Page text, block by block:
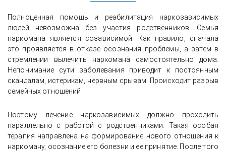
Полноценная помощь и реабилитация наркозависимых
людей невозможна без участия родственников. Семья
наркомана является созависимой. Как правило, сначала
это проявляется в отказе осознания проблемы, а затем в
стремлении вылечить наркомана самостоятельно дома.
Непонимание сути заболевания приводит к постоянным
скандалам, истерикам, нервным срывам. Происходит разрыв
семейных отношений.
Поэтому лечение наркозависимых должно проходить
параллельно с работой с родственниками. Такая особая
терапия направлена на формирование нового отношения к
наркоману, осознание его болезни и ее принятие. После того